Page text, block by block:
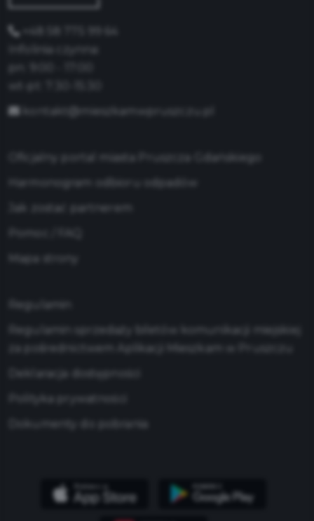
+48 58 775 99 64
Infolinia czynna:
kontakt@mieszkamwpruszczu.pl
Oficjalny portal miasta Pruszcza Gdańskiego
Harmonogram odbioru odpadów
Jak zostać partnerem
Mapa strony
Regulamin
Regulamin sprzedaży biletów komunikacji miejskiej
za pośrednictwem Aplikacji Mieszkam w Pruszczu
Deklaracja dostępności
Polityka prywatności
Dokumenty do pobrania